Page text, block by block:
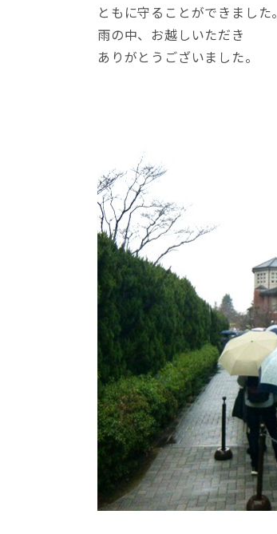
ともに守ることができました。
雨の中、お越しいただき
ありがとうございました。